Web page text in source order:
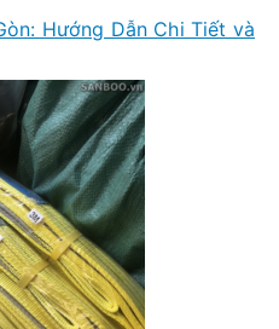
Hướng Dẫn Chi Tiết và